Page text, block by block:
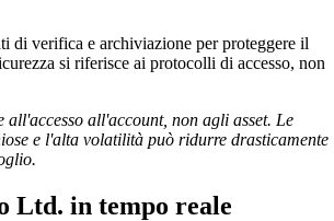
di verifica e archiviazione per proteggere il
si riferisce ai protocolli di accesso, non
all'accesso all'account, non agli asset. Le
e l'alta volatilità può ridurre drasticamente
Ltd. in tempo reale